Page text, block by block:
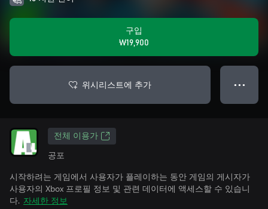
구입
₩19,900
위시리스트에 추가 ● ● ●
전체 이용가
공포
시작하려는 게임에서 사용자가 플레이하는 동안 게임의 게시자가
사용자의 Xbox 프로필 정보 및 관련 데이터에 액세스할 수 있습니
다. 자세한 정보